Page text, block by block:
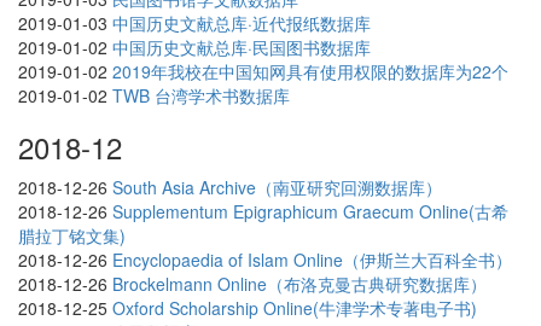
2019-01-03 中国历史文献总库·近代报纸数据库
2019-01-02 中国历史文献总库·民国图书数据库
2019-01-02 2019年我校在中国知网具有使用权限的数据库为22个
2019-01-02 TWB 台湾学术书数据库
2018-12
2018-12-26 South Asia Archive（南亚研究回溯数据库）
2018-12-26 Supplementum Epigraphicum Graecum Online(古希
腊拉丁铭文集)
2018-12-26 Encyclopaedia of Islam Online（伊斯兰大百科全书）
2018-12-26 Brockelmann Online（布洛克曼古典研究数据库）
2018-12-25 Oxford Scholarship Online(牛津学术专著电子书)